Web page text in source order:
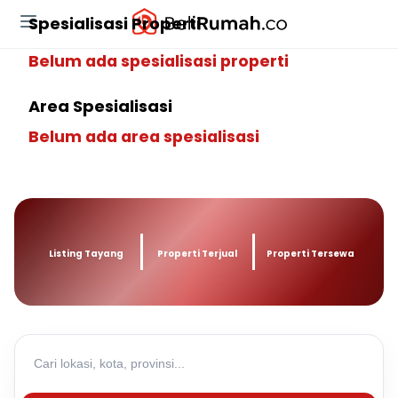
Spesialisasi Properti
Belum ada spesialisasi properti
Area Spesialisasi
Belum ada area spesialisasi
Listing Tayang Properti Terjual Properti Tersewa